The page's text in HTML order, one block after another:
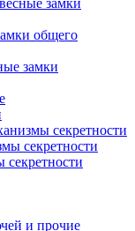
замки
общего
замки
секретности
секретности
и прочие